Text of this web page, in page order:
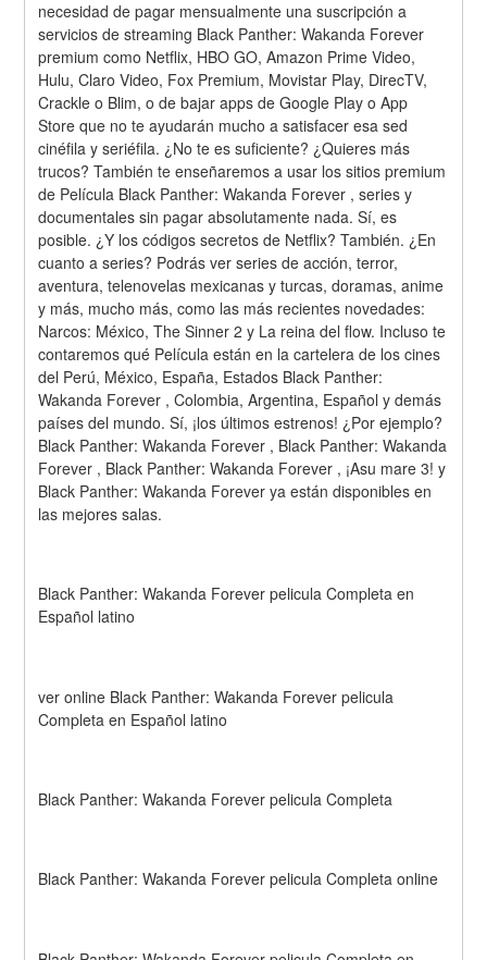
necesidad de pagar mensualmente una suscripción a
servicios de streaming Black Panther: Wakanda Forever
premium como Netflix, HBO GO, Amazon Prime Video,
Hulu, Claro Video, Fox Premium, Movistar Play, DirecTV,
Crackle o Blim, o de bajar apps de Google Play o App
Store que no te ayudarán mucho a satisfacer esa sed
cinéfila y seriéfila. ¿No te es suficiente? ¿Quieres más
trucos? También te enseñaremos a usar los sitios premium
de Película Black Panther: Wakanda Forever , series y
documentales sin pagar absolutamente nada. Sí, es
posible. ¿Y los códigos secretos de Netflix? También. ¿En
cuanto a series? Podrás ver series de acción, terror,
aventura, telenovelas mexicanas y turcas, doramas, anime
y más, mucho más, como las más recientes novedades:
Narcos: México, The Sinner 2 y La reina del flow. Incluso te
contaremos qué Película están en la cartelera de los cines
del Perú, México, España, Estados Black Panther:
Wakanda Forever , Colombia, Argentina, Español y demás
países del mundo. Sí, ¡los últimos estrenos! ¿Por ejemplo?
Black Panther: Wakanda Forever , Black Panther: Wakanda
Forever , Black Panther: Wakanda Forever , ¡Asu mare 3! y
Black Panther: Wakanda Forever ya están disponibles en
las mejores salas.
Black Panther: Wakanda Forever pelicula Completa en
Español latino
ver online Black Panther: Wakanda Forever pelicula
Completa en Español latino
Black Panther: Wakanda Forever pelicula Completa
Black Panther: Wakanda Forever pelicula Completa online